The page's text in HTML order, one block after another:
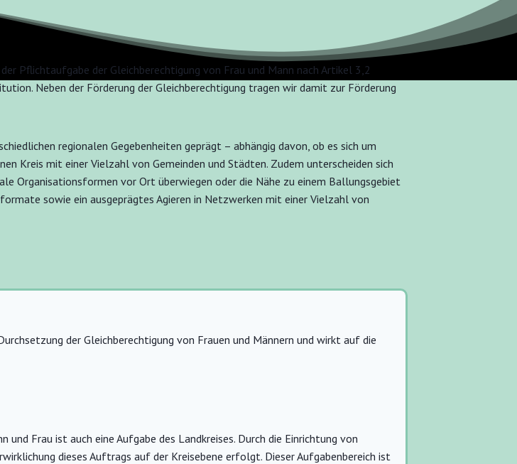
Pflichtaufgabe der Gleichberechtigung von Frau und Mann nach Artikel 3,2
Neben der Förderung der Gleichberechtigung tragen wir damit zur Förderung
regionalen Gegebenheiten geprägt – abhängig davon, ob es sich um
Kreis mit einer Vielzahl von Gemeinden und Städten. Zudem unterscheiden sich
Organisationsformen vor Ort überwiegen oder die Nähe zu einem Ballungsgebiet
sowie ein ausgeprägtes Agieren in Netzwerken mit einer Vielzahl von
der Gleichberechtigung von Frauen und Männern und wirkt auf die
Frau ist auch eine Aufgabe des Landkreises. Durch die Einrichtung von
dieses Auftrags auf der Kreisebene erfolgt. Dieser Aufgabenbereich ist